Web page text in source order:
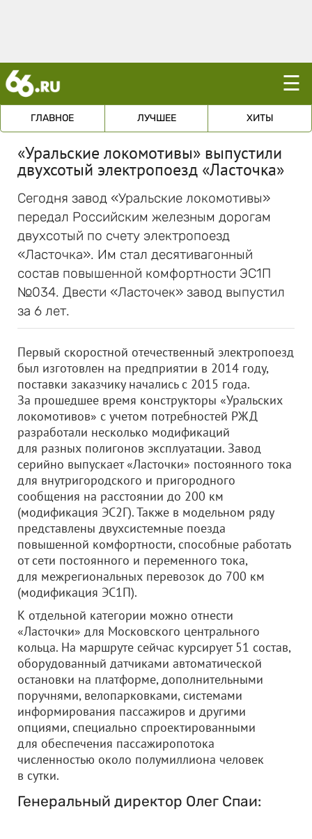
☰
ГЛАВНОЕ ЛУЧШЕЕ ХИТЫ
«Уральские локомотивы» выпустили
двухсотый электропоезд «Ласточка»
Сегодня завод «Уральские локомотивы»
передал Российским железным дорогам
двухсотый по счету электропоезд
«Ласточка». Им стал десятивагонный
состав повышенной комфортности ЭС1П
№034. Двести «Ласточек» завод выпустил
за 6 лет.
Первый скоростной отечественный электропоезд
был изготовлен на предприятии в 2014 году,
поставки заказчику начались с 2015 года.
За прошедшее время конструкторы «Уральских
локомотивов» с учетом потребностей РЖД
разработали несколько модификаций
для разных полигонов эксплуатации. Завод
серийно выпускает «Ласточки» постоянного тока
для внутригородского и пригородного
сообщения на расстоянии до 200 км
(модификация ЭС2Г). Также в модельном ряду
представлены двухсистемные поезда
повышенной комфортности, способные работать
от сети постоянного и переменного тока,
для межрегиональных перевозок до 700 км
(модификация ЭС1П).
К отдельной категории можно отнести
«Ласточки» для Московского центрального
кольца. На маршруте сейчас курсирует 51 состав,
оборудованный датчиками автоматической
остановки на платформе, дополнительными
поручнями, велопарковками, системами
информирования пассажиров и другими
опциями, специально спроектированными
для обеспечения пассажиропотока
численностью около полумиллиона человек
в сутки.
Генеральный директор Олег Спаи: